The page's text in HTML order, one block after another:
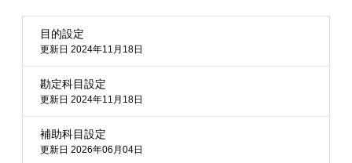
目的設定
更新日 2024年11月18日
勘定科目設定
更新日 2024年11月18日
補助科目設定
更新日 2026年06月04日